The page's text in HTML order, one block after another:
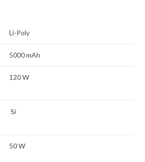
Li-Poly
5000 mAh
120 W
Sí
50 W